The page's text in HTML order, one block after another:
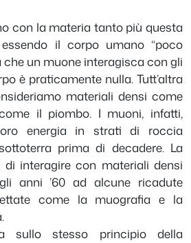
con la materia tanto più questa
il corpo umano “poco
che un muone interagisca con gli
è praticamente nulla. Tutt’altra
materiali densi come
il piombo. I muoni, infatti,
energia in strati di roccia
prima di decadere. La
interagire con materiali densi
anni ’60 ad alcune ricadute
come la muografia e la
sullo stesso principio della